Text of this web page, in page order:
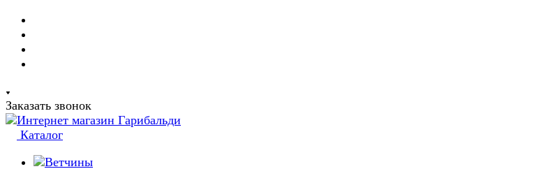
Заказать звонок
Каталог